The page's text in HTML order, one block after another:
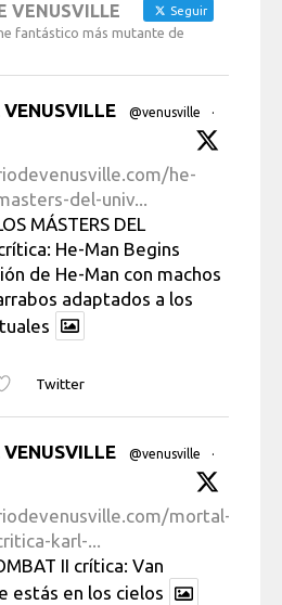
VENUSVILLE Seguir
fantástico más mutante de
VENUSVILLE @venusville
·
he-
del-univ...
MÁSTERS DEL
He-Man Begins
de He-Man con machos
adaptados a los
Twitter
VENUSVILLE @venusville
·
mortal-
karl-...
II crítica: Van
estás en los cielos